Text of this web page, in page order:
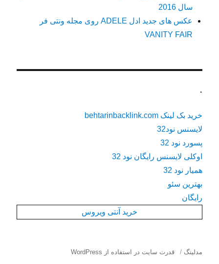
سال 2016
عکس های جدید ادل ADELE روی مجله ونتی فر
VANITY FAIR
.
خرید بک لینک behtarinbacklink.com
لایسنس نود32
پسورد نود 32
اوکلی لایسنس رایگان نود 32
همیار نود 32
بهترین سئو
رایگان
خرید آنتی ویروس
مدلینگ قدرت سایت در استفاده از WordPress